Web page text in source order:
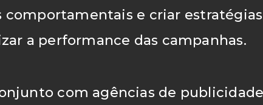
e criar estratégias
a performance das campanhas.
com agências de